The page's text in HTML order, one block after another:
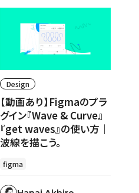
Design
【動画あり】Figmaのプラ
グイン『Wave & Curve』
『get waves』の使い方｜
波線を描こう。
figma